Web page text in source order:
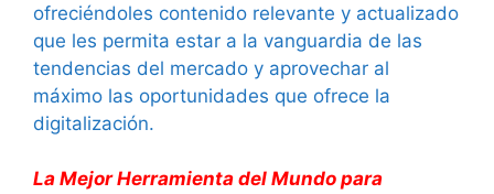
ofreciéndoles contenido relevante y actualizado
que les permita estar a la vanguardia de las
tendencias del mercado y aprovechar al
máximo las oportunidades que ofrece la
digitalización.
La Mejor Herramienta del Mundo para